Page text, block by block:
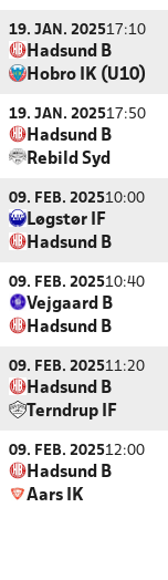
19. JAN. 202517:10
Hadsund B
Hobro IK (U10)
19. JAN. 202517:50
Hadsund B
Rebild Syd
09. FEB. 202510:00
Løgstør IF
Hadsund B
09. FEB. 202510:40
Vejgaard B
Hadsund B
09. FEB. 202511:20
Hadsund B
Terndrup IF
09. FEB. 202512:00
Hadsund B
Aars IK